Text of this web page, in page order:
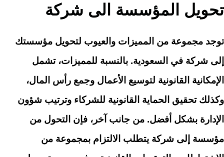
تحويل المؤسسة الى شركة
توجد مجموعة من المميزات والعيوب لتحويل مؤسستك
إلى شركة في السعودية. بالنسبة للمميزات، تشمل
الإمكانية القانونية لتوسيع الأعمال وجمع رأس المال،
وكذلك تحقيق الحماية القانونية للشركاء وترتيب شؤون
الإدارة بشكل أفضل. من جانب آخر، فإن التحول من
مؤسسة إلى شركة يتطلب الالتزام بمجموعة من